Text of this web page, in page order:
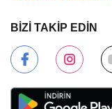
BİZİ TAKİP EDİN